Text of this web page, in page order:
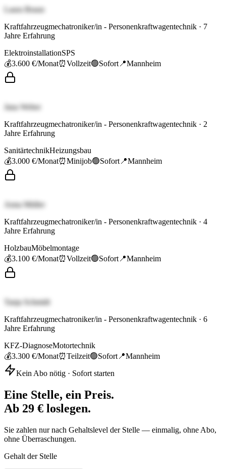
Laura Braun
Kraftfahrzeugmechatroniker/in - Personenkraftwagentechnik · 7
Jahre Erfahrung
ElektroinstallationSPS
💰3.600 €/Monat⏰Vollzeit🟢Sofort 📍Mannheim
Jana Weber
Kraftfahrzeugmechatroniker/in - Personenkraftwagentechnik · 2
Jahre Erfahrung
SanitärtechnikHeizungsbau
💰3.000 €/Monat⏰Minijob🟢Sofort 📍Mannheim
Anna Müller
Kraftfahrzeugmechatroniker/in - Personenkraftwagentechnik · 4
Jahre Erfahrung
HolzbauMöbelmontage
💰3.100 €/Monat⏰Vollzeit🟢Sofort 📍Mannheim
Tanja Schmidt
Kraftfahrzeugmechatroniker/in - Personenkraftwagentechnik · 6
Jahre Erfahrung
KFZ-DiagnoseMotortechnik
💰3.300 €/Monat⏰Teilzeit🟢Sofort 📍Mannheim
Kein Abo nötig · Sofort starten
Eine Stelle, ein Preis.
Ab 29 € loslegen.
Sie zahlen nur nach Gehaltslevel der Stelle — einmalig, ohne Abo,
ohne Überraschungen.
Gehalt der Stelle